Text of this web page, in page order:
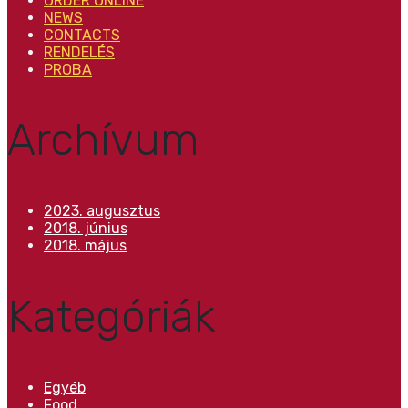
NEWS
CONTACTS
RENDELÉS
PROBA
Archívum
2023. augusztus
2018. június
2018. május
Kategóriák
Egyéb